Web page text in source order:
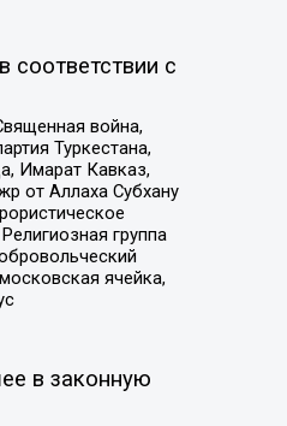
соответствии с
война,
Туркестана,
Имарат Кавказ,
от Аллаха Субхану
группа
ячейка,
в законную